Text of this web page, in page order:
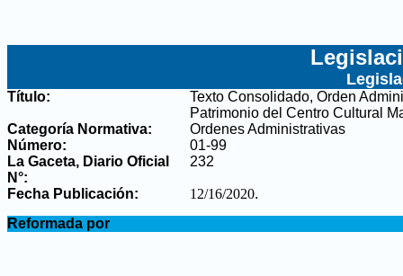
Título:
Texto Consolidado, Orden
Patrimonio del Centro Cultural
Categoría Normativa:
Ordenes Administrativas
Número:
01-99
La Gaceta, Diario Oficial
N°:
232
Fecha Publicación: 12/16/2020.
Reformada por